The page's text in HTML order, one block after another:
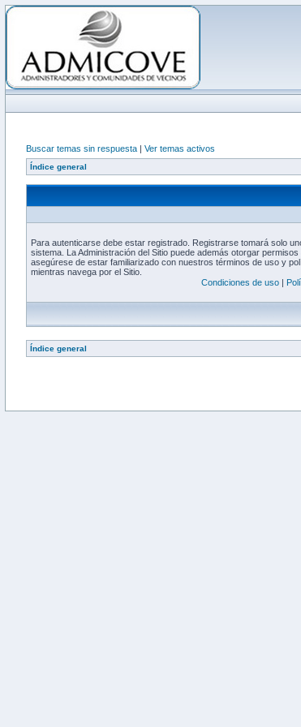
Buscar temas sin respuesta | Ver temas activos
Índice general
Para autenticarse debe estar registrado. Registrarse tomará solo
sistema. La Administración del Sitio puede además otorgar
asegúrese de estar familiarizado con nuestros términos de uso y
mientras navega por el Sitio.
Condiciones de uso |
Índice general